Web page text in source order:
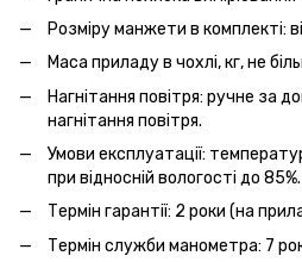
Розміру манжети в комплекті:
Маса приладу в чохлі, кг, не
Нагнітання повітря: ручне за
нагнітання повітря.
Умови експлуатації:
при відносній вологості до 85%.
Термін гарантії: 2 роки (на
Термін служби манометра: 7